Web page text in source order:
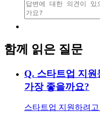
함께 읽은 질문
Q. 스타트업 지
가장 좋을까요?
스타트업 지원하려